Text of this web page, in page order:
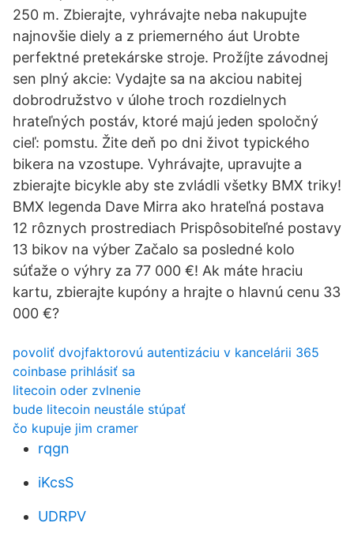
250 m. Zbierajte, vyhrávajte neba nakupujte
najnovšie diely a z priemerného áut Urobte
perfektné pretekárske stroje. Prožíjte závodnej
sen plný akcie: Vydajte sa na akciou nabitej
dobrodružstvo v úlohe troch rozdielnych
hrateľných postáv, ktoré majú jeden spoločný
cieľ: pomstu. Žite deň po dni život typického
bikera na vzostupe. Vyhrávajte, upravujte a
zbierajte bicykle aby ste zvládli všetky BMX triky!
BMX legenda Dave Mirra ako hrateľná postava
12 rôznych prostrediach Prispôsobiteľné postavy
13 bikov na výber Začalo sa posledné kolo
súťaže o výhry za 77 000 €! Ak máte hraciu
kartu, zbierajte kupóny a hrajte o hlavnú cenu 33
000 €?
povoliť dvojfaktorovú autentizáciu v kancelárii 365
coinbase prihlásiť sa
litecoin oder zvlnenie
bude litecoin neustále stúpať
čo kupuje jim cramer
rqgn
iKcsS
UDRPV